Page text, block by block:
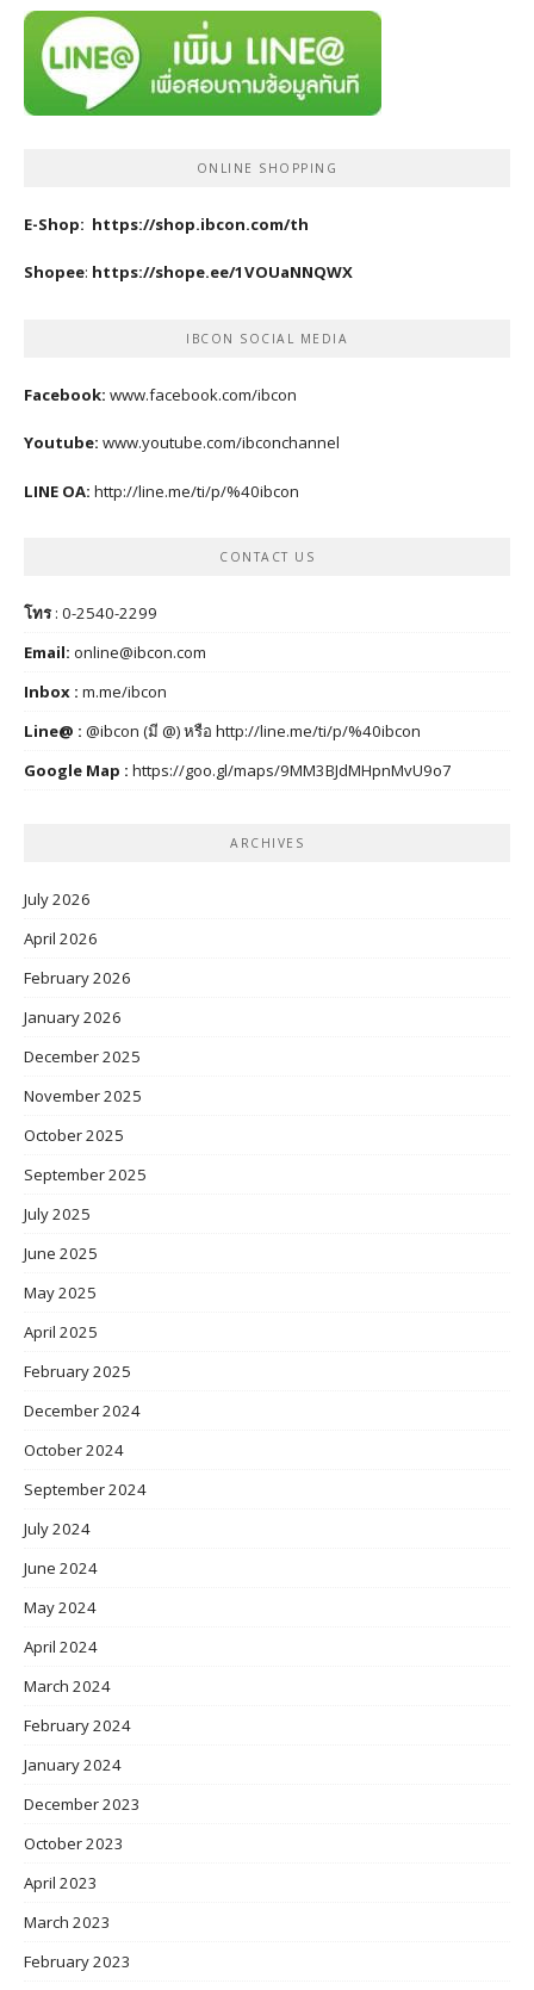
ONLINE SHOPPING
E-Shop: https://shop.ibcon.com/th
Shopee: https://shope.ee/1VOUaNNQWX
IBCON SOCIAL MEDIA
Facebook: www.facebook.com/ibcon
Youtube: www.youtube.com/ibconchannel
LINE OA: http://line.me/ti/p/%40ibcon
CONTACT US
โทร: 0-2540-2299
Email: online@ibcon.com
Inbox : m.me/ibcon
Line@ : @ibcon (มี @) หรือ http://line.me/ti/p/%40ibcon
Google Map : https://goo.gl/maps/9MM3BJdMHpnMvU9o7
ARCHIVES
July 2026
April 2026
February 2026
January 2026
December 2025
November 2025
October 2025
September 2025
July 2025
June 2025
May 2025
April 2025
February 2025
December 2024
October 2024
September 2024
July 2024
June 2024
May 2024
April 2024
March 2024
February 2024
January 2024
December 2023
October 2023
April 2023
March 2023
February 2023